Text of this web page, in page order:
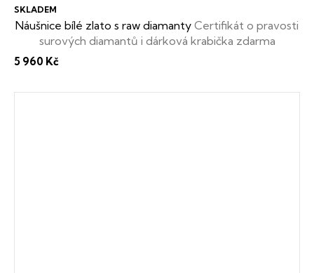
Náušnice bílé zlato s raw diamanty Certifikát o pravosti
surových diamantů i dárková krabička zdarma
SKLADEM
5 960 Kč